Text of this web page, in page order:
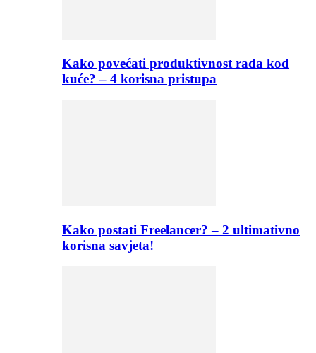
Kako povećati produktivnost rada kod
kuće? – 4 korisna pristupa
Kako postati Freelancer? – 2 ultimativno
korisna savjeta!